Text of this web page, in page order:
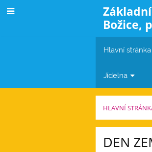
Božice,
Hlavní stránka
Jídelna
HLAVNÍ
Novinky
DEN